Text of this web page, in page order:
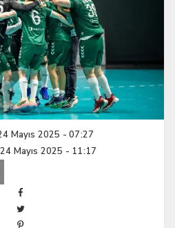
Mayıs 2025 - 07:27
24 Mayıs 2025 - 11:17